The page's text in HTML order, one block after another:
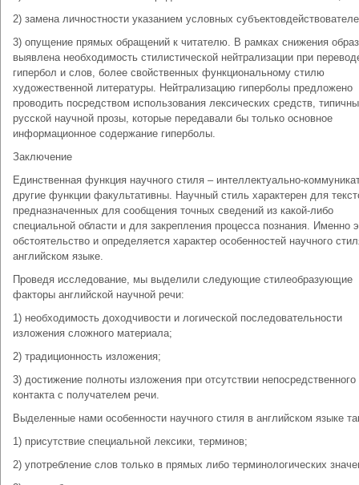
2) замена личностности указанием условных
3) опущение прямых обращений к читателю. В рамках снижения
выявлена необходимость стилистической нейтрализации при
гипербол и слов, более свойственных функциональному стилю
художественной литературы. Нейтрализацию гиперболы предложено
проводить посредством использования лексических средств,
русской научной прозы, которые передавали бы только основное
информационное содержание гиперболы.
Заключение
Единственная функция научного стиля – интеллектуально-
другие функции факультативны. Научный стиль характерен для
предназначенных для сообщения точных сведений из какой-либо
специальной области и для закрепления процесса познания. Именно
обстоятельство и определяется характер особенностей научного
английском языке.
Проведя исследование, мы выделили следующие стилеобразующие
факторы английской научной речи:
1) необходимость доходчивости и логической последовательности
изложения сложного материала;
2) традиционность изложения;
3) достижение полноты изложения при отсутствии непосредственного
контакта с получателем речи.
Выделенные нами особенности научного стиля в английском языке
1) присутствие специальной лексики, терминов;
2) употребление слов только в прямых либо терминологических